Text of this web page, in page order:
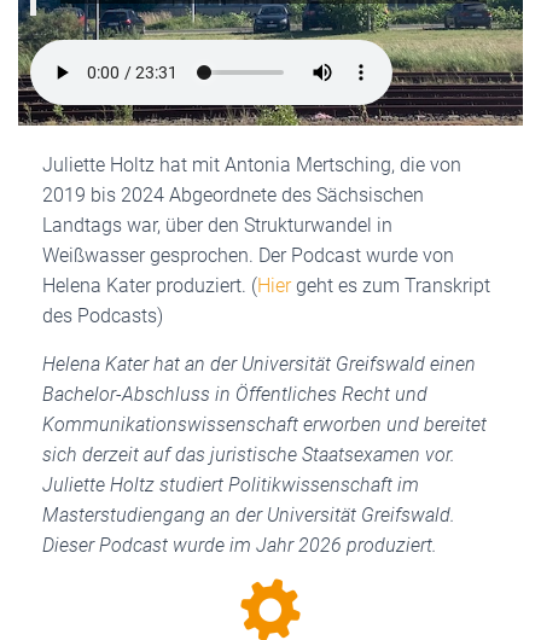
Juliette Holtz hat mit Antonia Mertsching, die von
2019 bis 2024 Abgeordnete des Sächsischen
Landtags war, über den Strukturwandel in
Weißwasser gesprochen. Der Podcast wurde von
Helena Kater produziert. (Hiergeht es zum Transkript
des Podcasts)
Helena Kater hat an der Universität Greifswald einen
Bachelor-Abschluss in Öffentliches Recht und
Kommunikationswissenschaft erworben und bereitet
sich derzeit auf das juristische Staatsexamen vor.
Juliette Holtz studiert Politikwissenschaft im
Masterstudiengang an der Universität Greifswald.
Dieser Podcast wurde im Jahr 2026 produziert.